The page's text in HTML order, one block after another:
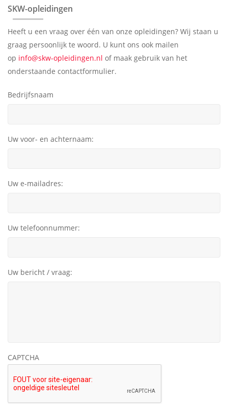
SKW-opleidingen
Heeft u een vraag over één van onze opleidingen? Wij staan u
graag persoonlijk te woord. U kunt ons ook mailen
op info@skw-opleidingen.nl of maak gebruik van het
onderstaande contactformulier.
Bedrijfsnaam
Uw voor- en achternaam:
Uw e-mailadres:
Uw telefoonnummer:
Uw bericht / vraag:
CAPTCHA